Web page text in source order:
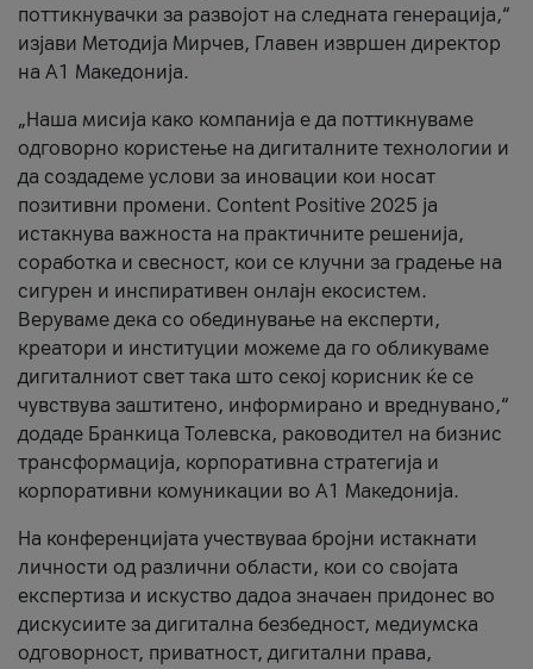
поттикнувачки за развојот на следната генерација,“
изјави Методија Мирчев, Главен извршен директор
на А1 Македонија.
„Наша мисија како компанија е да поттикнуваме
одговорно користење на дигиталните технологии и
да создадеме услови за иновации кои носат
позитивни промени. Content Positive 2025 ја
истакнува важноста на практичните решенија,
соработка и свесност, кои се клучни за градење на
сигурен и инспиративен онлајн екосистем.
Веруваме дека со обединување на експерти,
креатори и институции можеме да го обликуваме
дигиталниот свет така што секој корисник ќе се
чувствува заштитено, информирано и вреднувано,“
додаде Бранкица Толевска, раководител на бизнис
трансформација, корпоративна стратегија и
корпоративни комуникации во А1 Македонија.
На конференцијата учествуваа бројни истакнати
личности од различни области, кои со својата
експертиза и искуство дадоа значаен придонес во
дискусиите за дигитална безбедност, медиумска
одговорност, приватност, дигитални права,